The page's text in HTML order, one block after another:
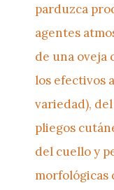
parduzca
agentes
de una oveja
los efectivos
variedad),
pliegos
del cuello y
morfológicas